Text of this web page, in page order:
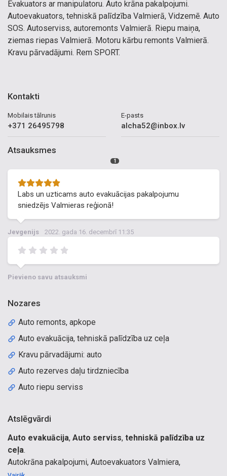
Evakuators ar manipulatoru. Auto krāna pakalpojumi.
Autoevakuators, tehniskā palīdzība Valmierā, Vidzemē. Auto
SOS. Autoserviss, autoremonts Valmierā. Riepu maiņa,
ziemas riepas Valmierā. Motoru kārbu remonts Valmierā.
Kravu pārvadājumi. Rem SPORT.
Kontakti
Mobilais tālrunis
+371 26495798
E-pasts
alcha52@inbox.lv
Atsauksmes
1
Labs un uzticams auto evakuācijas pakalpojumu
sniedzējs Valmieras reģionā!
Jevgenijs 2022. gada 16. decembrī 11:35
Pievieno savu atsauksmi
Nozares
Auto remonts, apkope
Auto evakuācija, tehniskā palīdzība uz ceļa
Kravu pārvadājumi: auto
Auto rezerves daļu tirdzniecība
Auto riepu serviss
Atslēgvārdi
Auto evakuācija, Auto serviss, tehniskā palīdzība uz
ceļa.
Autokrāna pakalpojumi, Autoevakuators Valmiera,